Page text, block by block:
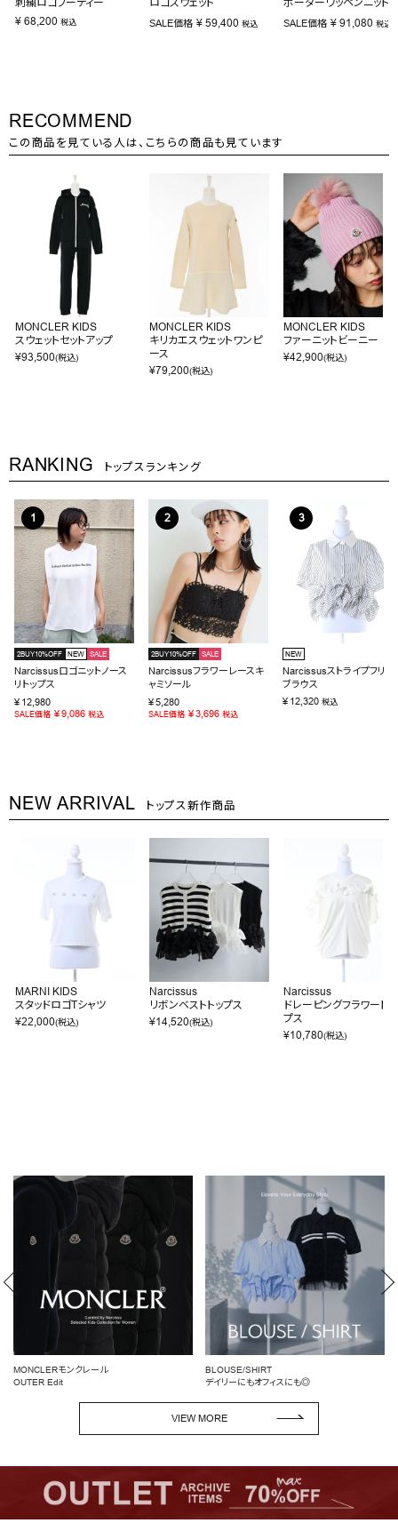
¥ 68,200 税込 SALE価格 ¥ 59,400 税込 SALE価格 ¥ 91,080 税込
RECOMMEND
この商品を見ている人は、こちらの商品も見ています
MONCLER KIDS
スウェットセットアップ
¥93,500(税込)
MONCLER KIDS
キリカエスウェットワンピ
ース
¥79,200(税込)
MONCLER KIDS
ファーニットビーニー
¥42,900(税込)
RANKING トップスランキング
2BUY10%OFF NEW SALE
Narcissusロゴニットノース
リトップス
¥ 12,980
SALE価格 ¥9,086 税込
2BUY10%OFF SALE
Narcissusフラワーレースキ
ャミソール
¥5,280
SALE価格 ¥3,696 税込
NEW
Narcissusストライプフリル
ブラウス
¥ 12,320 税込
NEW ARRIVAL トップス新作商品
MARNI KIDS
スタッドロゴTシャツ
¥22,000(税込)
Narcissus
リボンベストトップス
¥14,520(税込)
Narcissus
ドレーピングフラワートッ
プス
¥10,780(税込)
BLOUSE/SHIRT
デイリーにもオフィスにも◎
女性らしいシルエットを引き立てる
ペプラムトップス
VIEW MORE